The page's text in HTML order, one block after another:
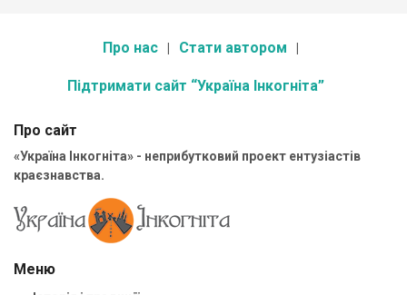
Про нас Стати автором
Підтримати сайт “Україна Інкогніта”
Про сайт
«Україна Інкогніта» - неприбутковий проект ентузіастів
краєзнавства.
Меню